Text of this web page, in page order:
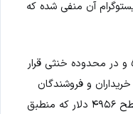
آن منفی شده که
(RSI) در سطح ۵۹ و در محدوده خنثی قرار
و فروشندگان
پس از شرایط اشباع خرید قبلی است. سطح ۴۹۵۶ دلار که منطبق